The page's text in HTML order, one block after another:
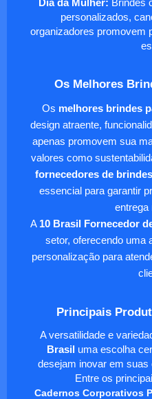
Dia da Mulher: Brindes
personalizados,
organizadores promovem
Os Melhores
Os melhores brindes
design atraente,
apenas promovem sua
valores como
fornecedores de
essencial para garantir
entrega
A 10 Brasil Fornecedor
setor, oferecendo uma
personalização para
Principais
A versatilidade e
Brasil uma escolha
desejam inovar em
Entre os
Cadernos Corporativos